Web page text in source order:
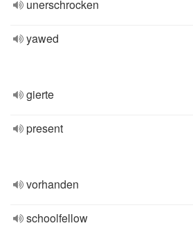
unerschrocken
yawed
gierte
present
vorhanden
schoolfellow